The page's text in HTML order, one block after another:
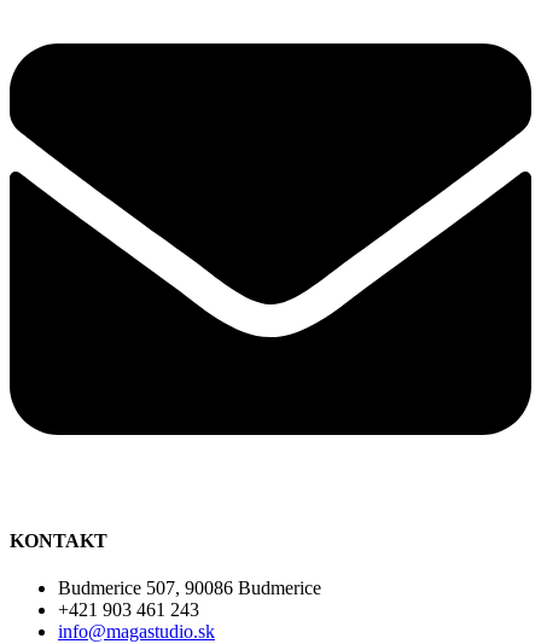
KONTAKT
Budmerice 507, 90086 Budmerice
+421 903 461 243
info@magastudio.sk